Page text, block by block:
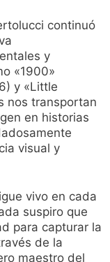
continuó
y
«1900»
y «Little
nos transportan
en historias
visual y
vivo en cada
suspiro que
para capturar la
de la
maestro del